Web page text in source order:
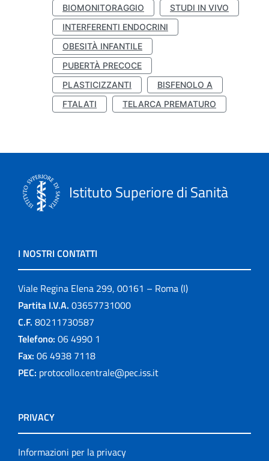
BIOMONITORAGGIO
STUDI IN VIVO
INTERFERENTI ENDOCRINI
OBESITÀ INFANTILE
PUBERTÀ PRECOCE
PLASTICIZZANTI
BISFENOLO A
FTALATI
TELARCA PREMATURO
Istituto Superiore di Sanità
I NOSTRI CONTATTI
Viale Regina Elena 299, 00161 – Roma (I)
Partita I.V.A. 03657731000
C.F. 80211730587
Telefono: 06 4990 1
Fax: 06 4938 7118
PEC: protocollo.centrale@pec.iss.it
PRIVACY
Informazioni per la privacy